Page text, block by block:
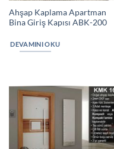
Ahşap Kaplama Apartman
Bina Giriş Kapısı ABK-200
DEVAMINI OKU